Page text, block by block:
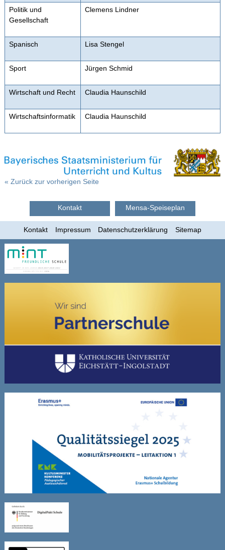
Politik und
Gesellschaft
Clemens Lindner
Spanisch Lisa Stengel
Sport Jürgen Schmid
Wirtschaft und Recht Claudia Haunschild
Wirtschaftsinformatik Claudia Haunschild
« Zurück zur vorherigen Seite
Kontakt Mensa-Speiseplan
Kontakt Impressum Datenschutzerklärung Sitemap